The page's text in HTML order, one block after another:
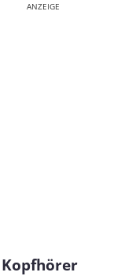
ANZEIGE